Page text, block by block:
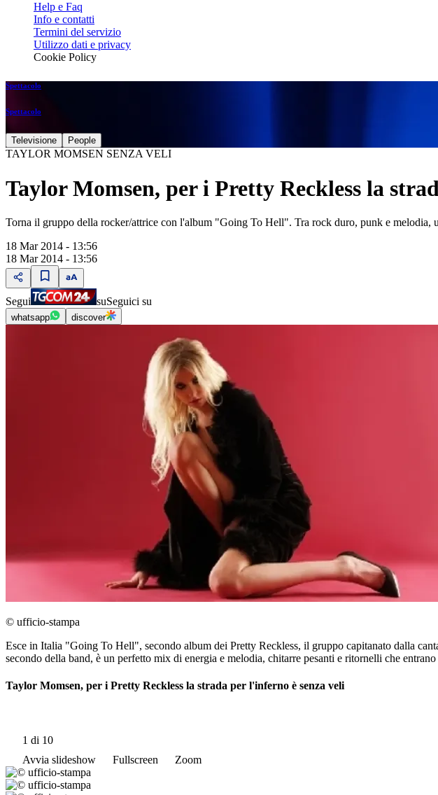
Help e Faq
Info e contatti
Termini del servizio
Utilizzo dati e privacy
Cookie Policy
Spettacolo
Spettacolo
Televisione People
TAYLOR MOMSEN SENZA VELI
Taylor Momsen, per i Pretty Reckless la
Torna il gruppo della rocker/attrice con l'album "Going To Hell". Tra rock duro, punk e melodia,
18 Mar 2014 - 13:56
18 Mar 2014 - 13:56
Segui suSeguici su
whatsapp discover
© ufficio-stampa
Esce in Italia "Going To Hell", secondo album dei Pretty Reckless, il gruppo capitanato dalla
secondo della band, è un perfetto mix di energia e melodia, chitarre pesanti e ritornelli che
Taylor Momsen, per i Pretty Reckless la strada per l'inferno è senza veli
1 di 10
Avvia slideshow
Fullscreen Zoom